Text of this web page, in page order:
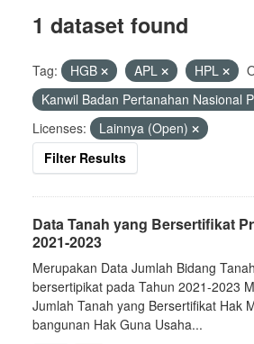
1 dataset found
Tag: HGB APL HPL
Kanwil Badan Pertanahan Nasional
Licenses:
Lainnya (Open)
Filter Results
Data Tanah yang Bersertifikat
2021-2023
Merupakan Data Jumlah Bidang
bersertipikat pada Tahun 2021-2023
Jumlah Tanah yang Bersertifikat Hak
bangunan Hak Guna Usaha...